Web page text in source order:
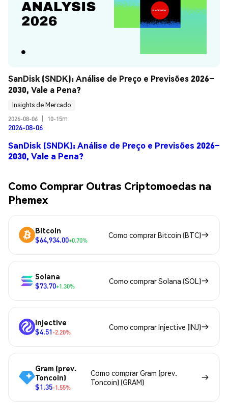
SanDisk (SNDK): Análise de Preço e Previsões 2026–
2030, Vale a Pena?
Insights de Mercado
2026-08-06
10-15m
2026-08-06
SanDisk (SNDK): Análise de Preço e Previsões 2026–
2030, Vale a Pena?
Como Comprar Outras Criptomoedas na
Phemex
Bitcoin
$64,934.00+0.70%
Como comprar Bitcoin (BTC)
Solana
$73.70+1.30%
Como comprar Solana (SOL)
Injective
$4.51-2.20%
Como comprar Injective (INJ)
Gram (prev.
Toncoin)
$1.35-1.55%
Como comprar Gram (prev.
Toncoin) (GRAM)